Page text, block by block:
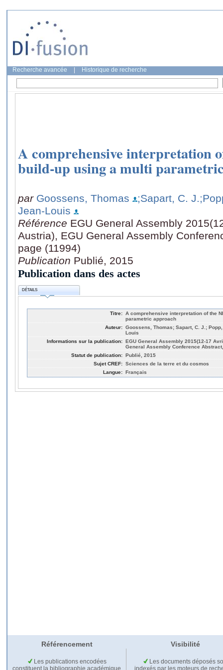
Recherche avancée Historique de recherche
A comprehensive interpretation
build-up using a multi
par Goossens, Thomas ;Sapart, C. J.
Jean-Louis
Référence EGU General Assembly
Austria), EGU General Assembly
page (11994)
Publication Publié, 2015
Publication dans des actes
DÉTAILS
Titre: A comprehensive interpretation of the
parametric approach
Auteur: Goossens, Thomas; Sapart, C. J.;
Louis
Informations sur la publication: EGU General Assembly 2015(12-17
General Assembly Conference
Statut de publication: Publié, 2015
Sujet CREF: Sciences de la terre et du cosmos
Langue: Français
Référencement Visibilité
Les publications encodées
Les documents déposés